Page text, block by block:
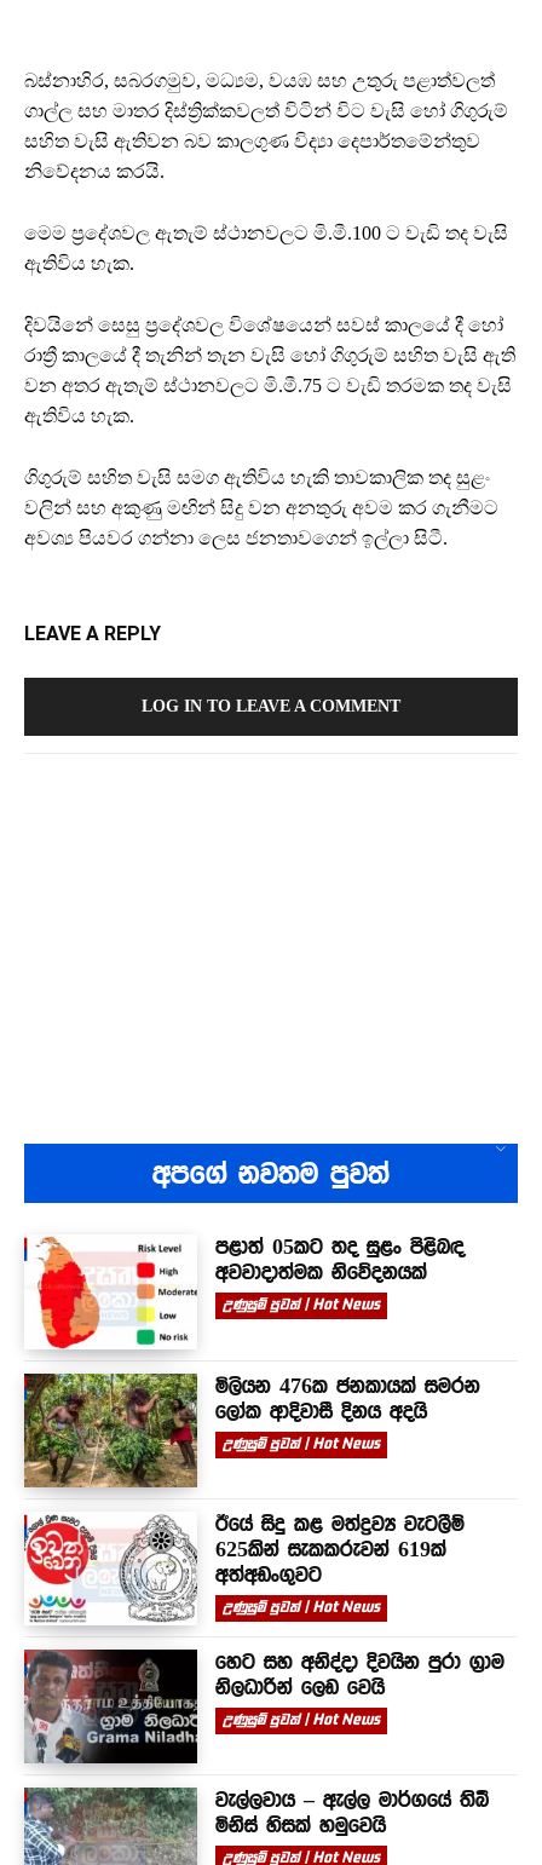
බස්නාහිර, සබරගමුව, මධ්‍යම, වයඹ සහ උතුරු පළාත්වලත්
ගාල්ල සහ මාතර දිස්ත්‍රික්කවලත් විටින් විට වැසි හෝ ගිගුරුම්
සහිත වැසි ඇතිවන බව කාලගුණ විද්‍යා දෙපාර්තමේන්තුව
නිවේදනය කරයි.
මෙම ප්‍රදේශවල ඇතැම් ස්ථානවලට මි.මී.100 ට වැඩි තද වැසි
ඇතිවිය හැක.
දිවයිනේ සෙසු ප්‍රදේශවල විශේෂයෙන් සවස් කාලයේ දී හෝ
රාත්‍රී කාලයේ දී තැනින් තැන වැසි හෝ ගිගුරුම් සහිත වැසි ඇති
වන අතර ඇතැම් ස්ථානවලට මි.මී.75 ට වැඩි තරමක තද වැසි
ඇතිවිය හැක.
ගිගුරුම් සහිත වැසි සමග ඇතිවිය හැකි තාවකාලික තද සුළං
වලින් සහ අකුණු මඟින් සිදු වන අනතුරු අවම කර ගැනීමට
අවශ්‍ය පියවර ගන්නා ලෙස ජනතාවගෙන් ඉල්ලා සිටී.
LEAVE A REPLY
LOG IN TO LEAVE A COMMENT
අපගේ නවතම පුවත්
පළාත් 05කට තද සුළං පිළිබඳ
අවවාදාත්මක නිවේදනයක්
උණුසුම් පුවත් | Hot News
මිලියන 476ක ජනකායක් සමරන
ලෝක ආදිවාසී දිනය අදයි
උණුසුම් පුවත් | Hot News
ඊයේ සිදු කළ මත්ද්‍රව්‍ය වැටලීම්
625කින් සැකකරුවන් 619ක්
අත්අඩංගුවට
උණුසුම් පුවත් | Hot News
හෙට සහ අනිද්දා දිවයින පුරා ග්‍රාම
නිලධාරින් ලෙඩ වෙයි
උණුසුම් පුවත් | Hot News
වැල්ලවාය – ඇල්ල මාර්ගයේ තිබී
මිනිස් හිසක් හමුවෙයි
උණුසුම් පුවත් | Hot News